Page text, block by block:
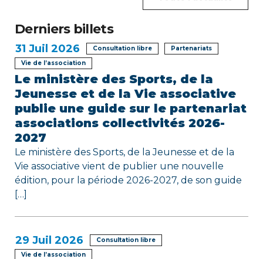
e
l
’
a
r
t
i
c
l
e
Derniers billets
31 Juil 2026 Consultation libre
Partenariats
Vie de l’association
Le ministère des Sports, de la
Jeunesse et de la Vie associative
publie une guide sur le partenariat
associations collectivités 2026-
2027
Le ministère des Sports, de la Jeunesse et de la
Vie associative vient de publier une nouvelle
édition, pour la période 2026-2027, de son guide
[…]
29 Juil 2026
Consultation libre
Vie de l’association